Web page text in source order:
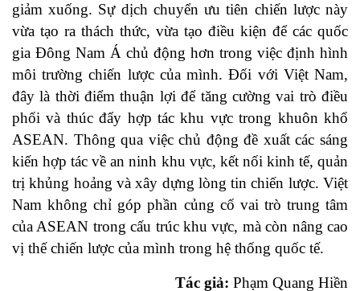
giảm xuống. Sự dịch chuyển ưu tiên chiến lược này
vừa tạo ra thách thức, vừa tạo điều kiện để các quốc
gia Đông Nam Á chủ động hơn trong việc định hình
môi trường chiến lược của mình. Đối với Việt Nam,
đây là thời điểm thuận lợi để tăng cường vai trò điều
phối và thúc đẩy hợp tác khu vực trong khuôn khổ
ASEAN. Thông qua việc chủ động đề xuất các sáng
kiến hợp tác về an ninh khu vực, kết nối kinh tế, quản
trị khủng hoảng và xây dựng lòng tin chiến lược. Việt
Nam không chỉ góp phần củng cố vai trò trung tâm
của ASEAN trong cấu trúc khu vực, mà còn nâng cao
vị thế chiến lược của mình trong hệ thống quốc tế.
Tác giả: Phạm Quang Hiền